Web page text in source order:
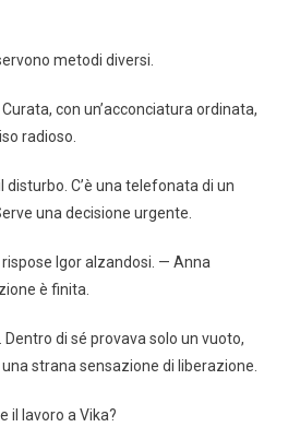
metodi diversi.
con un’acconciatura ordinata,
radioso.
disturbo. C’è una telefonata di un
una decisione urgente.
Igor alzandosi. — Anna
è finita.
di sé provava solo un vuoto,
strana sensazione di liberazione.
il lavoro a Vika?